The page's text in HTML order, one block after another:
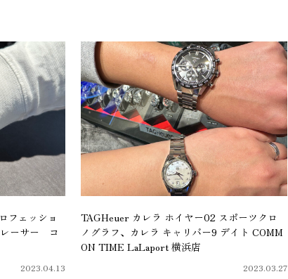
フェッショ
レーサー コ
2023.04.13
TAGHeuer カレラ ホイヤー02 スポーツクロ
ノグラフ、カレラ キャリバー9 デイト COMM
ON TIME LaLaport 横浜店
2023.03.27